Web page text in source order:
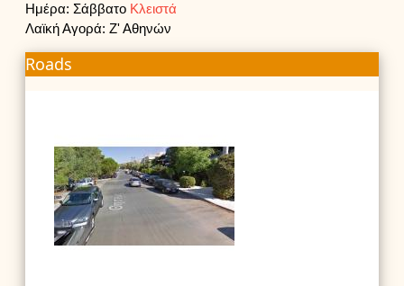
Ημέρα: Σάββατο Κλειστά
Λαϊκή Αγορά: Ζ' Αθηνών
Roads